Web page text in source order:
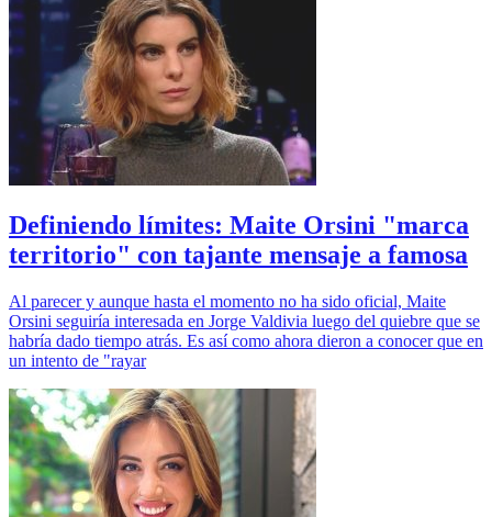
Definiendo límites: Maite Orsini "marca
territorio" con tajante mensaje a famosa
Al parecer y aunque hasta el momento no ha sido oficial, Maite
Orsini seguiría interesada en Jorge Valdivia luego del quiebre que se
habría dado tiempo atrás. Es así como ahora dieron a conocer que en
un intento de "rayar